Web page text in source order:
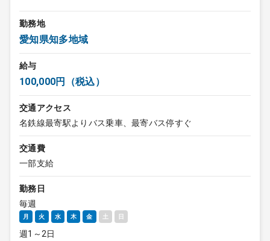
勤務地
愛知県知多地域
給与
100,000円（税込）
交通アクセス
名鉄線最寄駅よりバス乗車、最寄バス停すぐ
交通費
一部支給
勤務日
毎週
月 火 水 木 金 土 日
週1～2日